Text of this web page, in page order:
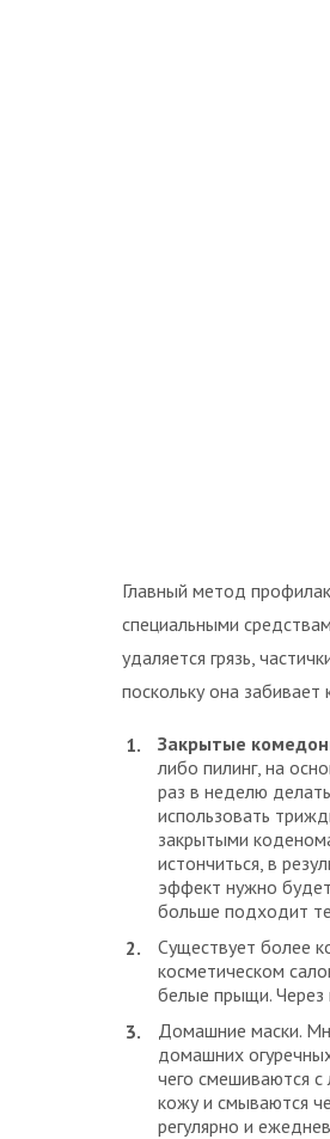
Главный метод
специальными
удаляется грязь,
поскольку она
Закрытые
либо пилинг, на
раз в неделю
использовать
закрытыми
истончиться, в
эффект нужно
больше подходит
Существует более
косметическом
белые прыщи. Через
Домашние маски.
домашних
чего смешиваются
кожу и смываются
регулярно и